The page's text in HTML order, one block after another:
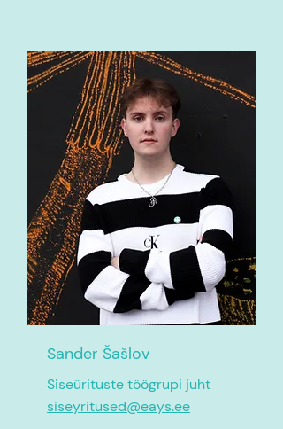
Sander Šašlov
Siseürituste töögrupi juht
siseyritused@eays.ee